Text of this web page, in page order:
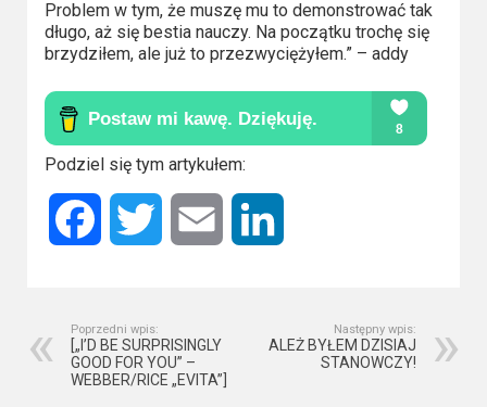
Kino
polskie
Komedie
Korea
Południowa
Filmy
faktach
Thrillery
Problem w tym, że muszę mu to demonstrować tak
długo, aż się bestia nauczy. Na początku trochę się
brzydziłem, ale już to przezwyciężyłem.” – addy
Podziel się tym artykułem:
Facebook Twitter Email
Poprzedni wpis:
[„I’D BE SURPRISINGLY
GOOD FOR YOU” –
WEBBER/RICE „EVITA”]
Następny wpis:
ALEŻ BYŁEM DZISIAJ
STANOWCZY!